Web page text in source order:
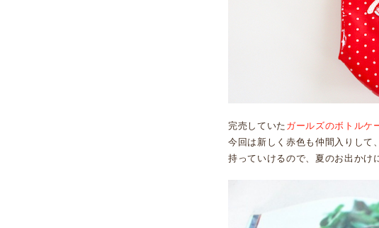
完売していた ガールズのボトルケ
今回は新しく赤色も仲間入りして
持っていけるので、夏のお出かけ